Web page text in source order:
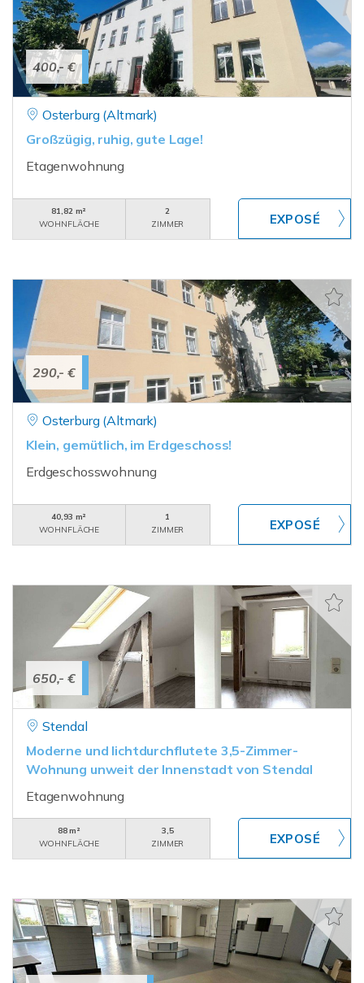
400,- €
Osterburg (Altmark)
Großzügig, ruhig, gute Lage!
Etagenwohnung
81,82 m²
WOHNFLÄCHE
2
ZIMMER
290,- €
Osterburg (Altmark)
Klein, gemütlich, im Erdgeschoss!
Erdgeschosswohnung
40,93 m²
WOHNFLÄCHE
1
ZIMMER
650,- €
Stendal
Moderne und lichtdurchflutete 3,5-Zimmer-
Wohnung unweit der Innenstadt von Stendal
Etagenwohnung
88 m²
WOHNFLÄCHE
3,5
ZIMMER